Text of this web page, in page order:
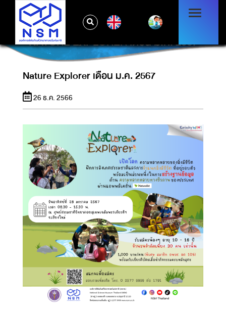
NATURE EXPLORER เดือน ม.ค. 2567
Nature Explorer เดือน ม.ค. 2567
26 ธ.ค. 2566